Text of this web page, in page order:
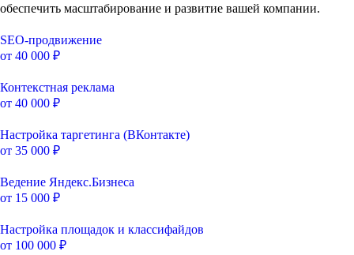
обеспечить масштабирование и развитие вашей компании.
SEO-продвижение
от 40 000 ₽
Контекстная реклама
от 40 000 ₽
Настройка таргетинга (ВКонтакте)
от 35 000 ₽
Ведение Яндекс.Бизнеса
от 15 000 ₽
Настройка площадок и классифайдов
от 100 000 ₽